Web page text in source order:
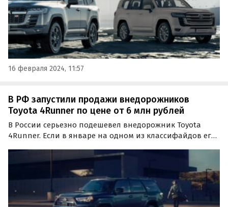
16 февраля 2024, 11:57
В РФ запустили продажи внедорожников
Toyota 4Runner по цене от 6 млн рублей
В России серьезно подешевел внедорожник Toyota
4Runner. Если в январе на одном из классифайдов его
самый доступный экземпляр из всех стоит уже 5 970 000
рублей, пишут «Автоновости дня».